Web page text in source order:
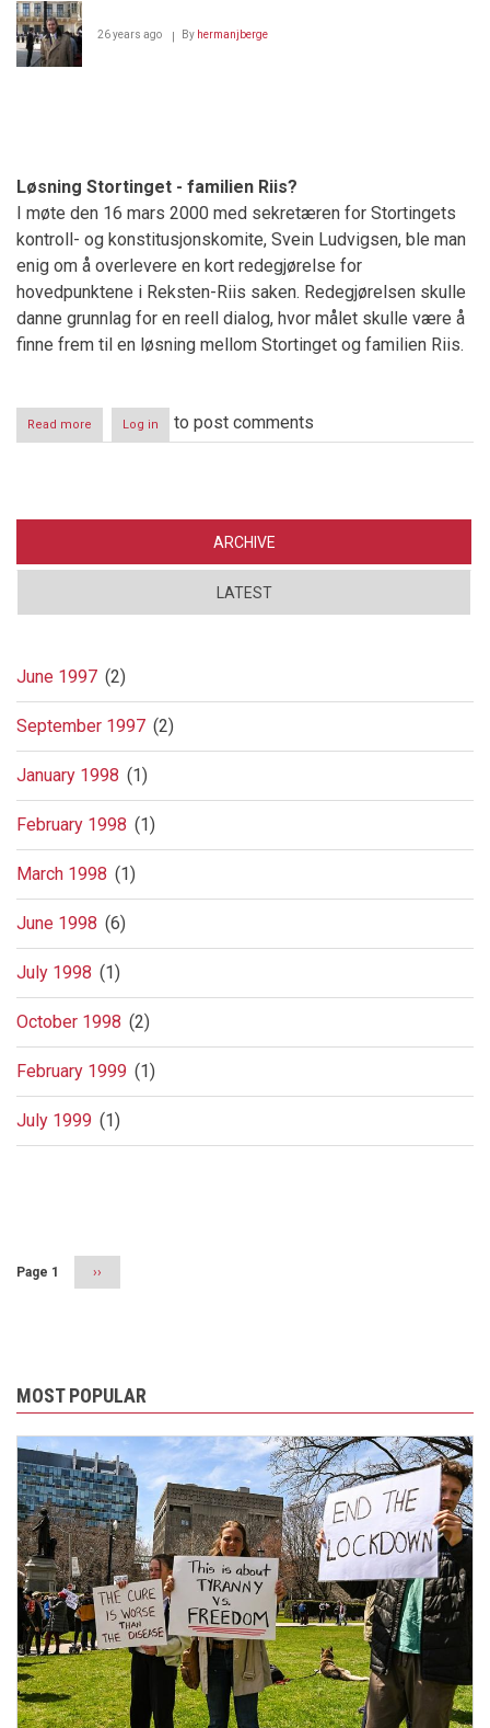
26 years ago By hermanjberge
Løsning Stortinget - familien Riis?
I møte den 16 mars 2000 med sekretæren for Stortingets
kontroll- og konstitusjonskomite, Svein Ludvigsen, ble man
enig om å overlevere en kort redegjørelse for
hovedpunktene i Reksten-Riis saken. Redegjørelsen skulle
danne grunnlag for en reell dialog, hvor målet skulle være å
finne frem til en løsning mellom Stortinget og familien Riis.
Read more about
Riis-
menneskerettstragedie
Log in to post comments
ARCHIVE
LATEST
June 1997 (2)
September 1997 (2)
January 1998 (1)
February 1998 (1)
March 1998 (1)
June 1998 (6)
July 1998 (1)
October 1998 (2)
February 1999 (1)
July 1999 (1)
Page 1
Next
››
MOST POPULAR